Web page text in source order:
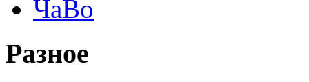
ЧаВо
Разное